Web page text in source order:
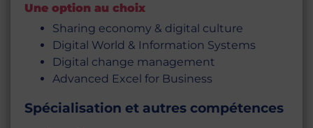
Une option au choix
Sharing economy & digital culture
Digital World & Information Systems
Digital change management
Advanced Excel for Business
Spécialisation et autres compétences